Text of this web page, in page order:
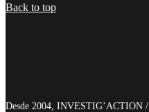
Back to top
Desde 2004, INVESTIG’ACTION /